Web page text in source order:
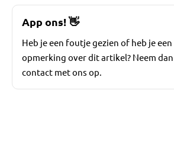
App ons!👋
Heb je een foutje gezien of heb je een
opmerking over dit artikel? Neem dan
contact met ons op.